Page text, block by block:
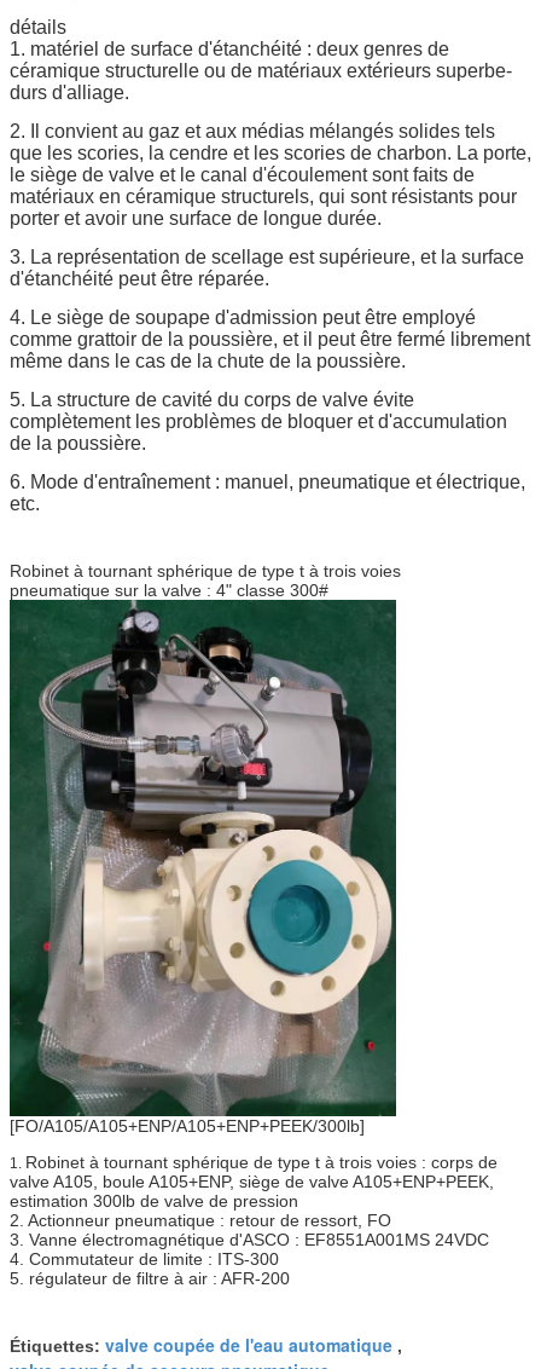
détails
1. matériel de surface d'étanchéité : deux genres de
céramique structurelle ou de matériaux extérieurs superbe-
durs d'alliage.
2. Il convient au gaz et aux médias mélangés solides tels
que les scories, la cendre et les scories de charbon. La porte,
le siège de valve et le canal d'écoulement sont faits de
matériaux en céramique structurels, qui sont résistants pour
porter et avoir une surface de longue durée.
3. La représentation de scellage est supérieure, et la surface
d'étanchéité peut être réparée.
4. Le siège de soupape d'admission peut être employé
comme grattoir de la poussière, et il peut être fermé librement
même dans le cas de la chute de la poussière.
5. La structure de cavité du corps de valve évite
complètement les problèmes de bloquer et d'accumulation
de la poussière.
6. Mode d'entraînement : manuel, pneumatique et électrique,
etc.
Robinet à tournant sphérique de type t à trois voies
pneumatique sur la valve : 4" classe 300#
[FO/A105/A105+ENP/A105+ENP+PEEK/300lb]
1. Robinet à tournant sphérique de type t à trois voies : corps de
valve A105, boule A105+ENP, siège de valve A105+ENP+PEEK,
estimation 300lb de valve de pression
2. Actionneur pneumatique : retour de ressort, FO
3. Vanne électromagnétique d'ASCO : EF8551A001MS 24VDC
4. Commutateur de limite : ITS-300
5. régulateur de filtre à air : AFR-200
Étiquettes: valve coupée de l'eau automatique ,